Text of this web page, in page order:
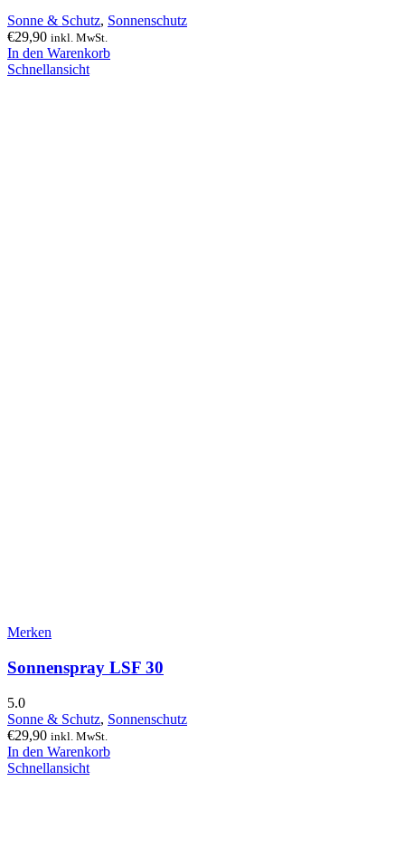
Sonne & Schutz, Sonnenschutz
€29,90 inkl. MwSt.
In den Warenkorb
Schnellansicht
Merken
Sonnenspray LSF 30
5.0
Sonne & Schutz, Sonnenschutz
€29,90 inkl. MwSt.
In den Warenkorb
Schnellansicht